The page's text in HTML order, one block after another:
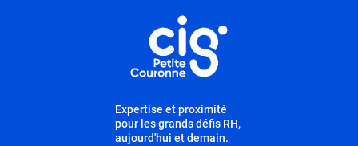
Expertise et proximité
pour les grands défis RH,
aujourd'hui et demain.